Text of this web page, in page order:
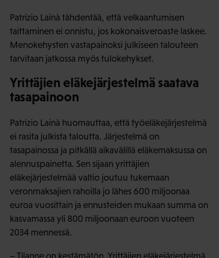
Patrizio Lainà tähdentää, että velkaantumisen
taittaminen ei onnistu, jos kokonaisveroaste laskee.
Menokehysten vastapainoksi julkiseen talouteen
tarvitaan jatkossa myös tulokehykset.
Yrittäjien eläkejärjestelmä saatava
tasapainoon
Patrizio Lainà huomauttaa, että työeläkejärjestelmä
ei rasita julkista taloutta. Järjestelmä on
tasapainossa ja pitkällä aikavälillä eläkemaksussa on
alennuspainetta. Sen sijaan yrittäjien
eläkejärjestelmää valtio joutuu tukemaan
veronmaksajien rahoilla jo lähes 600 miljoonaa
euroa vuosittain ja ennusteiden mukaan summa on
kasvamassa yli 800 miljoonaan euroon vuoteen
2034 mennessä.